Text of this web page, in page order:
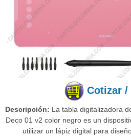
Cotizar /
Descripción: La tabla digitalizadora
Deco 01 v2 color negro es un
utilizar un lápiz digital para